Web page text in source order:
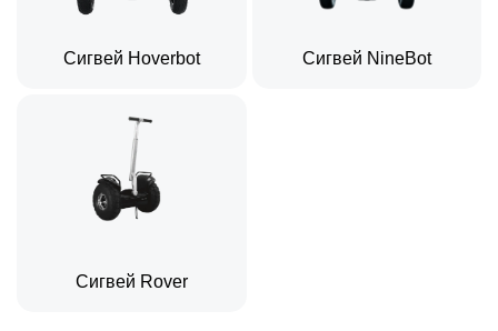
Сигвей Hoverbot Сигвей NineBot
Сигвей Rover